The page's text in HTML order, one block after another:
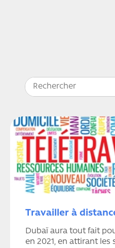
Travailler à
Dubaï aura tout fait
en 2021, en attirant les